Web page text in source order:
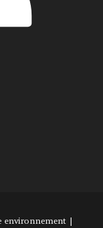
environnement